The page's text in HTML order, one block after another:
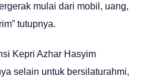
mulai dari mobil, uang,
tutupnya.
Kepri Azhar Hasyim
selain untuk bersilaturahmi,